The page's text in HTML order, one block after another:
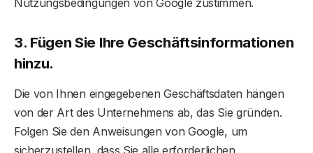
Nutzungsbedingungen von Google zustimmen.
3. Fügen Sie Ihre Geschäftsinformationen
hinzu.
Die von Ihnen eingegebenen Geschäftsdaten hängen
von der Art des Unternehmens ab, das Sie gründen.
Folgen Sie den Anweisungen von Google, um